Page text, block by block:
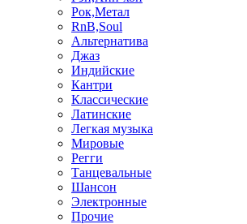
Рок,Метал
RnB,Soul
Альтернатива
Джаз
Индийские
Кантри
Классические
Латинские
Легкая музыка
Мировые
Регги
Танцевальные
Шансон
Электронные
Прочие